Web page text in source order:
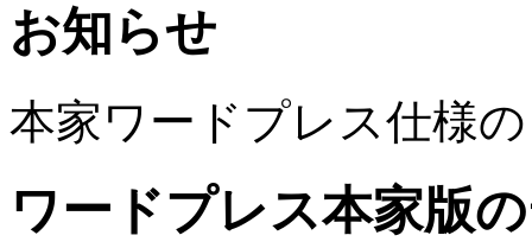
お知らせ
本家ワードプレス仕様
ワードプレス本家版